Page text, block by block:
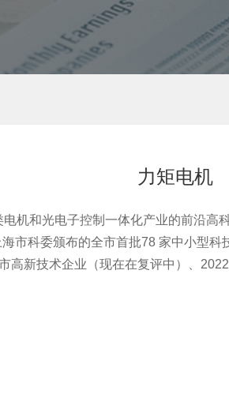
力矩电机
机和光电子控制一体化产业的前沿
市科委颁布的全市首批78 家中小型
高新技术企业（现在在复评中）、